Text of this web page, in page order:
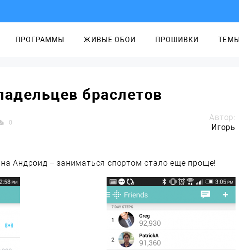
ПРОГРАММЫ ЖИВЫЕ ОБОИ ПРОШИВКИ ТЕМЫ
браслетов
0
Автор:
Игорь
Андроид – заниматься спортом стало еще проще!